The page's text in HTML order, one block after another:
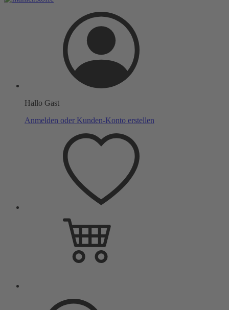
Hallo Gast
Anmelden oder Kunden-Konto erstellen